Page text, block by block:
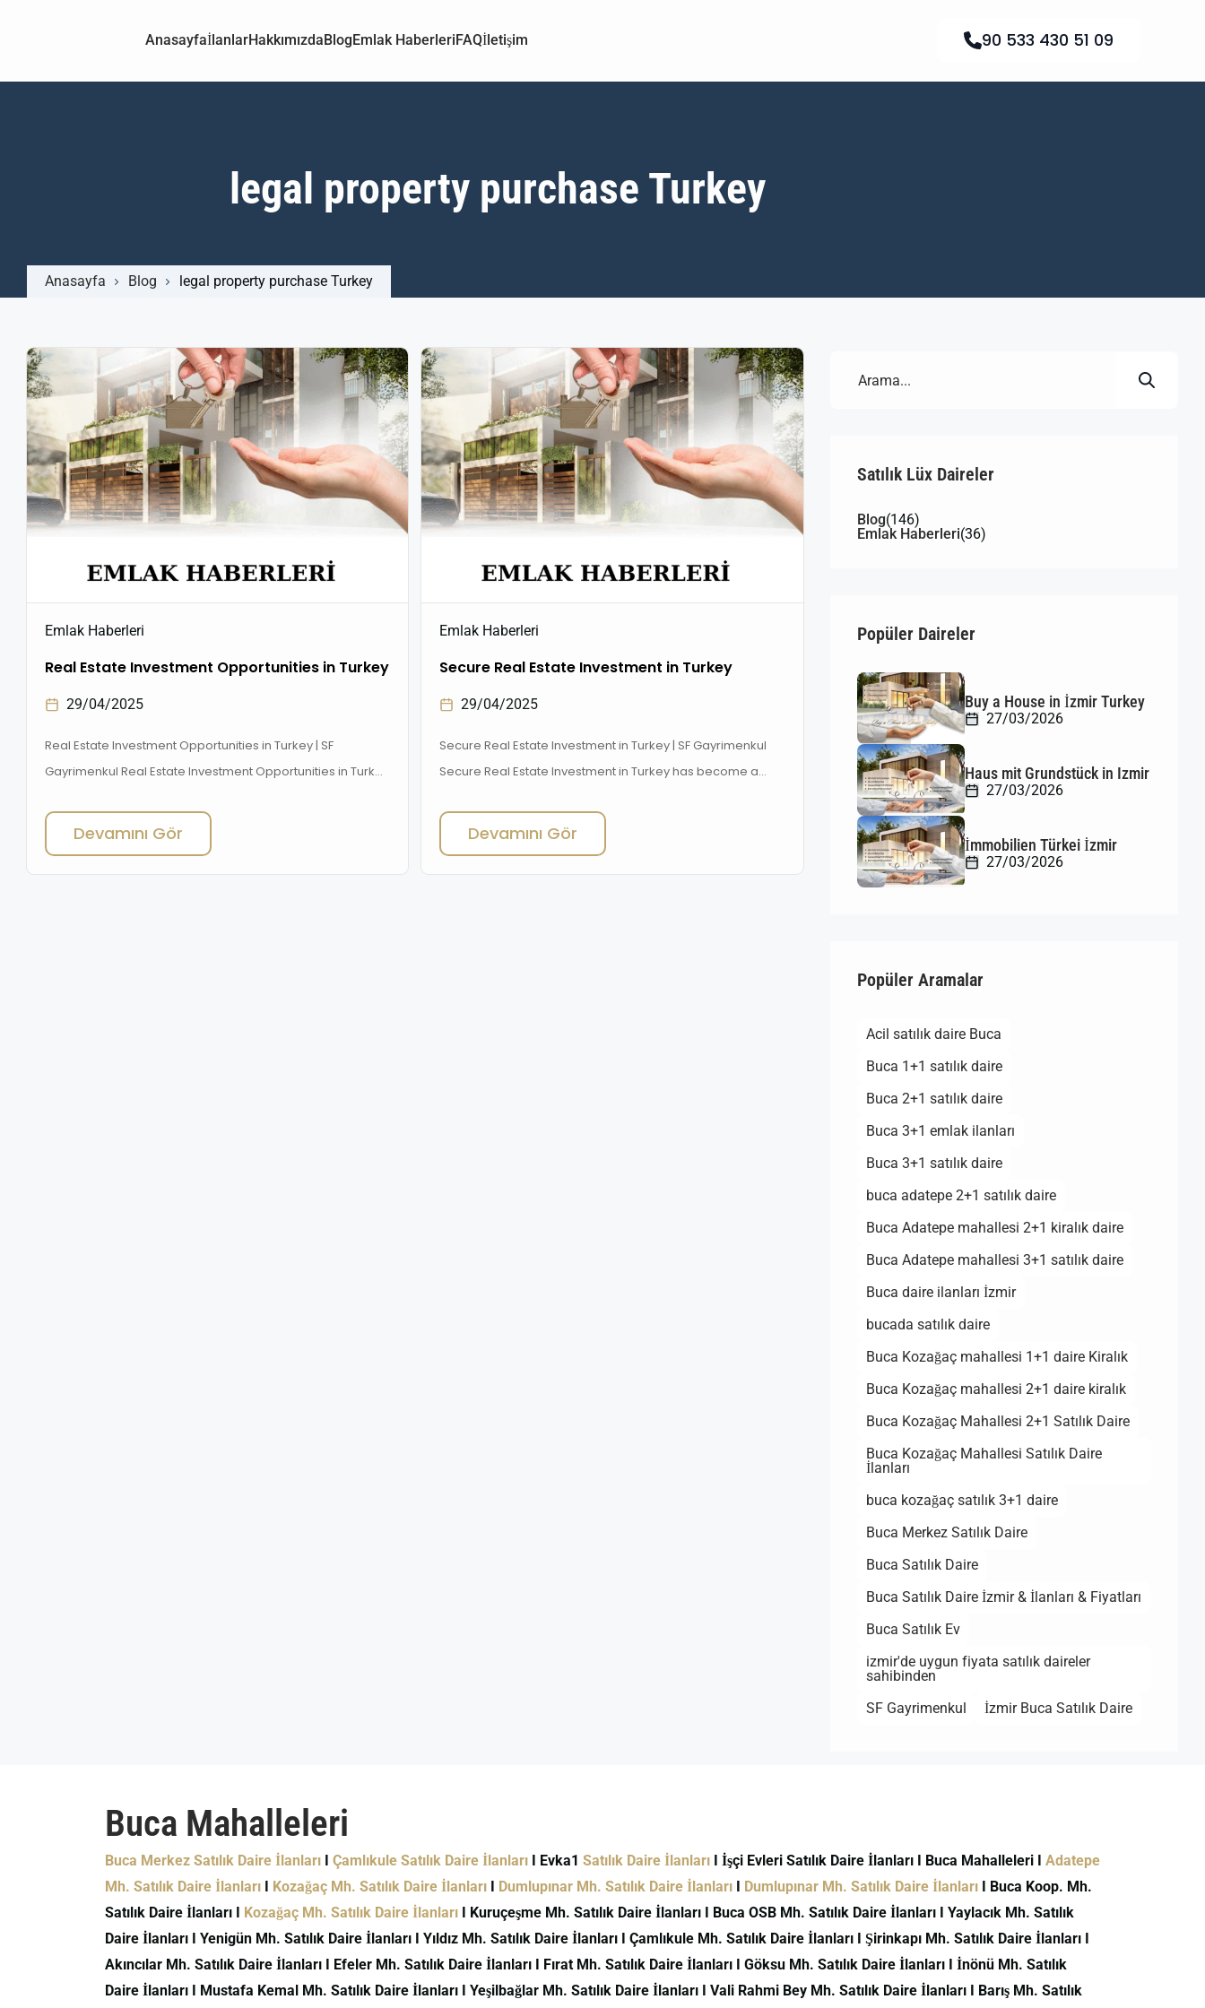
AnasayfaİlanlarHakkımızdaBlogEmlak HaberleriFAQİletişim 90 533 430 51 09
legal property purchase Turkey
Anasayfa Blog legal property purchase Turkey
Emlak Haberleri
Real Estate Investment Opportunities in Turkey
29/04/2025
Real Estate Investment Opportunities in Turkey | SF
Gayrimenkul Real Estate Investment Opportunities in Turkey
destinations for real estate investment. Thanks to its
strategic location, dynamic economy, and thriving property
market, Turkey offers outstanding real estate investment
Devamını Gör
Emlak Haberleri
Secure Real Estate Investment in Turkey
29/04/2025
Secure Real Estate Investment in Turkey | SF Gayrimenkul
Secure Real Estate Investment in Turkey has become a
and local investors, thanks to its economic opportunities
and strategic location. With a steadily growing economy, a
young and dynamic population, and ambitious urban
Devamını Gör
Satılık Lüx Daireler
Blog(146)
Emlak Haberleri(36)
Popüler Daireler
Buy a House in İzmir Turkey
27/03/2026
Haus mit Grundstück in Izmir
27/03/2026
İmmobilien Türkei İzmir
27/03/2026
Popüler Aramalar
Acil satılık daire Buca
Buca 1+1 satılık daire
Buca 2+1 satılık daire
Buca 3+1 emlak ilanları
Buca 3+1 satılık daire
buca adatepe 2+1 satılık daire
Buca Adatepe mahallesi 2+1 kiralık daire
Buca Adatepe mahallesi 3+1 satılık daire
Buca daire ilanları İzmir
bucada satılık daire
Buca Kozağaç mahallesi 1+1 daire Kiralık
Buca Kozağaç mahallesi 2+1 daire kiralık
Buca Kozağaç Mahallesi 2+1 Satılık Daire
Buca Kozağaç Mahallesi Satılık Daire
İlanları
buca kozağaç satılık 3+1 daire
Buca Merkez Satılık Daire
Buca Satılık Daire
Buca Satılık Daire İzmir & İlanları & Fiyatları
Buca Satılık Ev
izmir'de uygun fiyata satılık daireler
sahibinden
SF Gayrimenkul
İzmir Buca Satılık Daire
Buca Mahalleleri
Buca Merkez Satılık Daire İlanları I Çamlıkule Satılık Daire İlanları I Evka1 Satılık Daire İlanları I İşçi Evleri Satılık Daire İlanları I Buca Mahalleleri I Adatepe
Mh. Satılık Daire İlanları I Kozağaç Mh. Satılık Daire İlanları I Dumlupınar Mh. Satılık Daire İlanları I Dumlupınar Mh. Satılık Daire İlanları I Buca Koop. Mh.
Satılık Daire İlanları I Kozağaç Mh. Satılık Daire İlanları I Kuruçeşme Mh. Satılık Daire İlanları I Buca OSB Mh. Satılık Daire İlanları I Yaylacık Mh. Satılık
Daire İlanları I Yenigün Mh. Satılık Daire İlanları I Yıldız Mh. Satılık Daire İlanları I Çamlıkule Mh. Satılık Daire İlanları I Şirinkapı Mh. Satılık Daire İlanları I
Akıncılar Mh. Satılık Daire İlanları I Efeler Mh. Satılık Daire İlanları I Fırat Mh. Satılık Daire İlanları I Göksu Mh. Satılık Daire İlanları I İnönü Mh. Satılık
Daire İlanları I Mustafa Kemal Mh. Satılık Daire İlanları I Yeşilbağlar Mh. Satılık Daire İlanları I Vali Rahmi Bey Mh. Satılık Daire İlanları I Barış Mh. Satılık